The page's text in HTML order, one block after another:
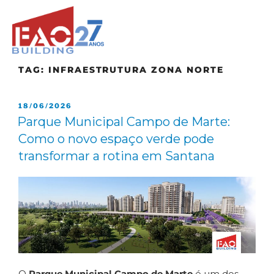
TAG: INFRAESTRUTURA ZONA NORTE
18/06/2026
Parque Municipal Campo de Marte:
Como o novo espaço verde pode
transformar a rotina em Santana